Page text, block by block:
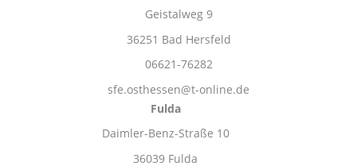
Geistalweg 9
36251 Bad Hersfeld
06621-76282
sfe.osthessen@t-online.de
Fulda
Daimler-Benz-Straße 10
36039 Fulda